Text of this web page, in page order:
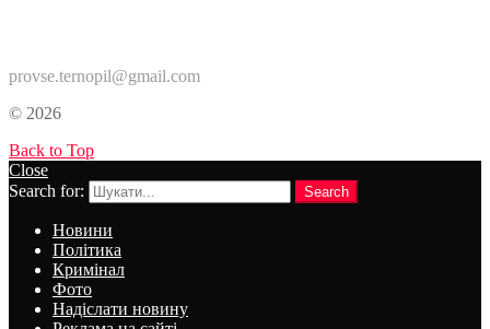
provse.ternopil@gmail.com
© 2026
Back to Top
Close
Search for:
Search
Новини
Політика
Кримінал
Фото
Надіслати новину